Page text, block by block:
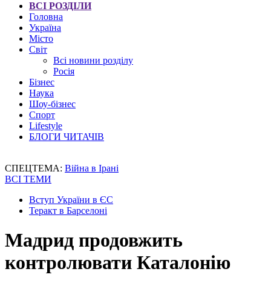
ВСІ РОЗДІЛИ
Головна
Україна
Місто
Світ
Всі новини розділу
Росія
Бізнес
Наука
Шоу-бізнес
Спорт
Lifestyle
БЛОГИ ЧИТАЧІВ
СПЕЦТЕМА: Війна в Ірані
ВСІ ТЕМИ
Вступ України в ЄС
Теракт в Барселоні
Мадрид продовжить
контролювати Каталонію